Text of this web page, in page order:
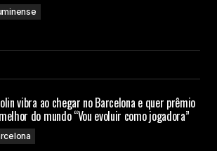
vibra ao chegar no Barcelona e quer prêmio
do mundo “Vou evoluir como jogadora”